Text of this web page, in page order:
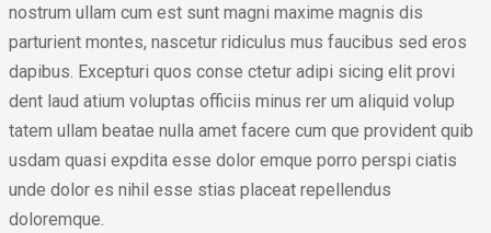
nostrum ullam cum est sunt magni maxime magnis dis
parturient montes, nascetur ridiculus mus faucibus sed eros
dapibus. Excepturi quos conse ctetur adipi sicing elit provi
dent laud atium voluptas officiis minus rer um aliquid volup
tatem ullam beatae nulla amet facere cum que provident quib
usdam quasi expdita esse dolor emque porro perspi ciatis
unde dolor es nihil esse stias placeat repellendus
doloremque.